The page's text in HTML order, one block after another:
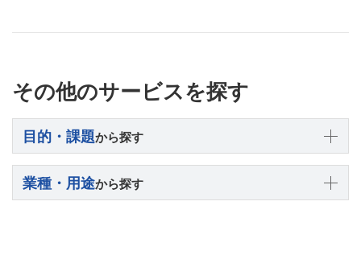
その他のサービスを探す
目的・課題から探す
業種・用途から探す